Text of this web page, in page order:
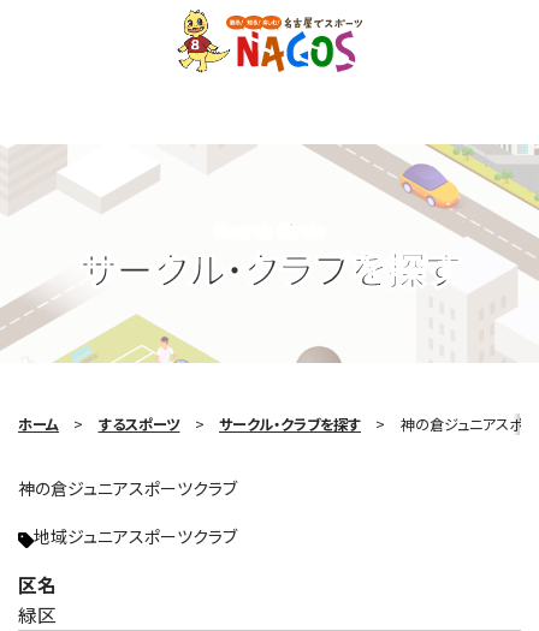
サークル・クラブを探す
Search Circle
ホーム するスポーツ サークル・クラブを探す 神の倉ジュニアスポー
神の倉ジュニアスポーツクラブ
地域ジュニアスポーツクラブ
区名
緑区